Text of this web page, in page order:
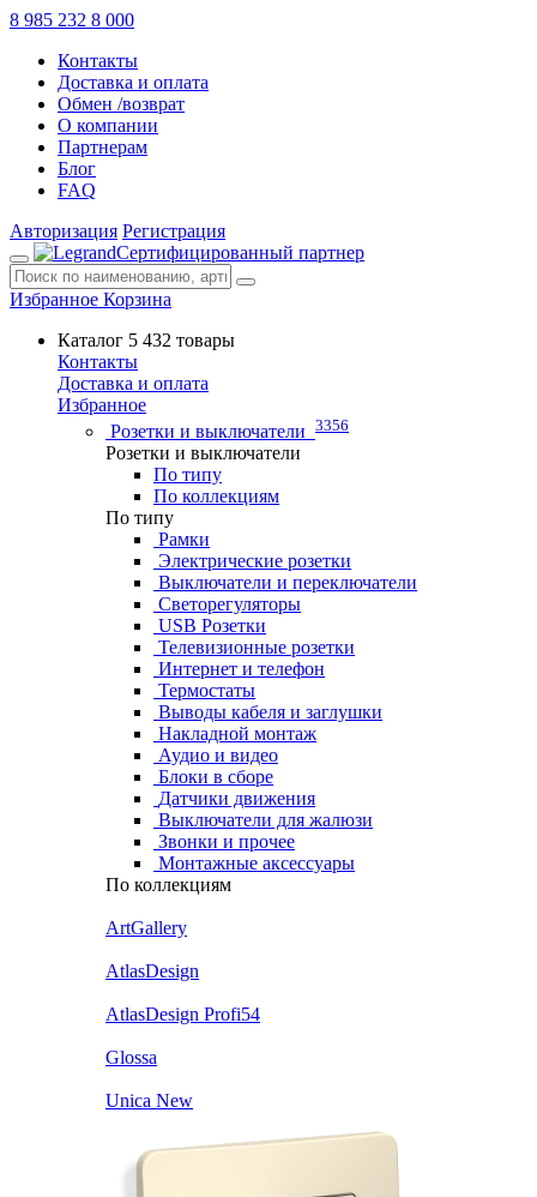
8 985 232 8 000
Контакты
Доставка и оплата
Обмен /возврат
О компании
Партнерам
Блог
FAQ
Авторизация Регистрация
Сертифицированный партнер
Избранное Корзина
Каталог 5 432 товары
Контакты
Доставка и оплата
Избранное
Розетки и выключатели 3356
Розетки и выключатели
По типу
По коллекциям
По типу
Рамки
Электрические розетки
Выключатели и переключатели
Светорегуляторы
USB Розетки
Телевизионные розетки
Интернет и телефон
Термостаты
Выводы кабеля и заглушки
Накладной монтаж
Аудио и видео
Блоки в сборе
Датчики движения
Выключатели для жалюзи
Звонки и прочее
Монтажные аксессуары
По коллекциям
ArtGallery
AtlasDesign
AtlasDesign Profi54
Glossa
Unica New